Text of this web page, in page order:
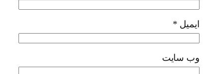
ایمیل *
وب‌ سایت